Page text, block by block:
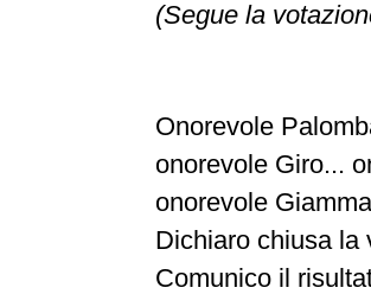
(Segue la
Onorevole
onorevole Giro...
onorevole
Dichiaro chiusa la
Comunico il